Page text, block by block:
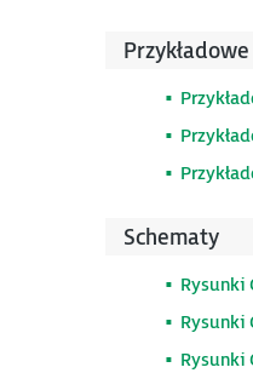
Schematy
Rysunki
Rysunki
Rysunki